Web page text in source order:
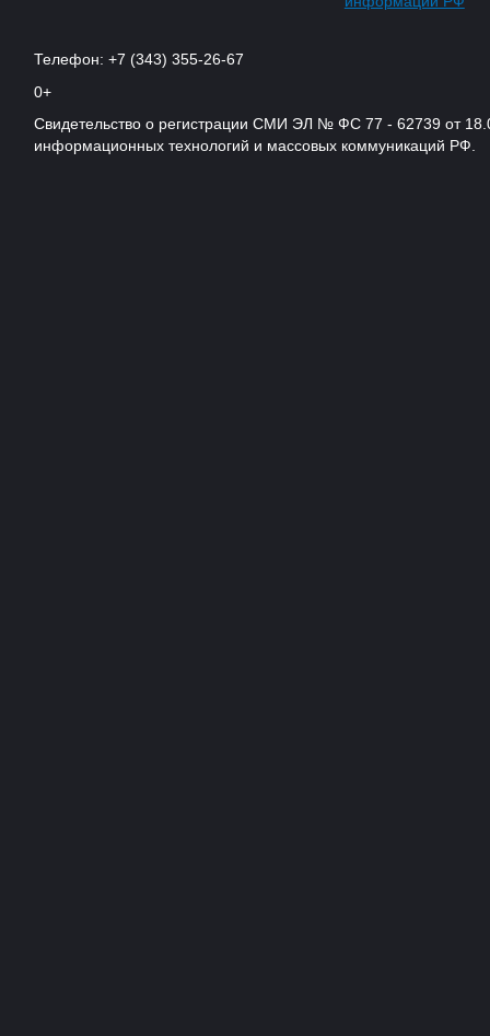
Телефон: +7 (343) 355-26-67
0+
Свидетельство о регистрации СМИ ЭЛ № ФС 77 - 62739 от
информационных технологий и массовых коммуникаций РФ.